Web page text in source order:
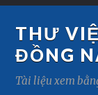
THƯ
ĐỒNG
Tài liệu xem